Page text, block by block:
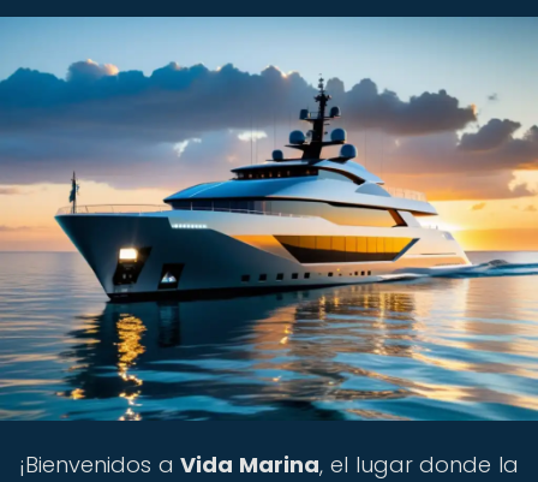
¡Bienvenidos aVida Marina, el lugar donde la